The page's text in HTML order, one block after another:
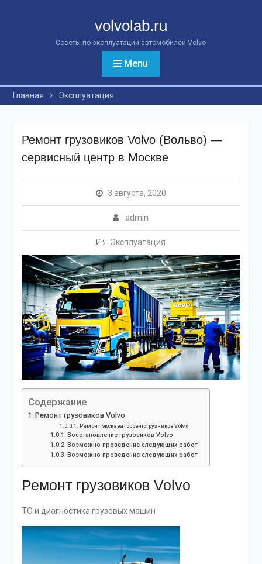
volvolab.ru
Советы по эксплуатации автомобилей Volvo
Menu
Главная Эксплуатация
Ремонт грузовиков Volvo (Вольво) —
сервисный центр в Москве
3 августа, 2020
admin
Эксплуатация
Содержание
Ремонт грузовиков Volvo
Ремонт экскаваторов-погрузчиков Volvo
Восстановление грузовиков Volvo
Возможно проведение следующих работ
Возможно проведение следующих работ
Ремонт грузовиков Volvo
ТО и диагностика грузовых машин